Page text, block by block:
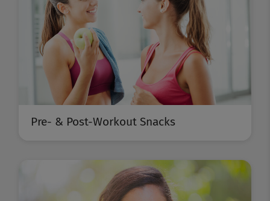
Pre- & Post-Workout Snacks